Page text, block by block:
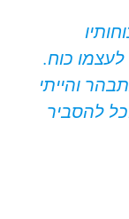
לעצמו כוח.
והייתי
להסביר